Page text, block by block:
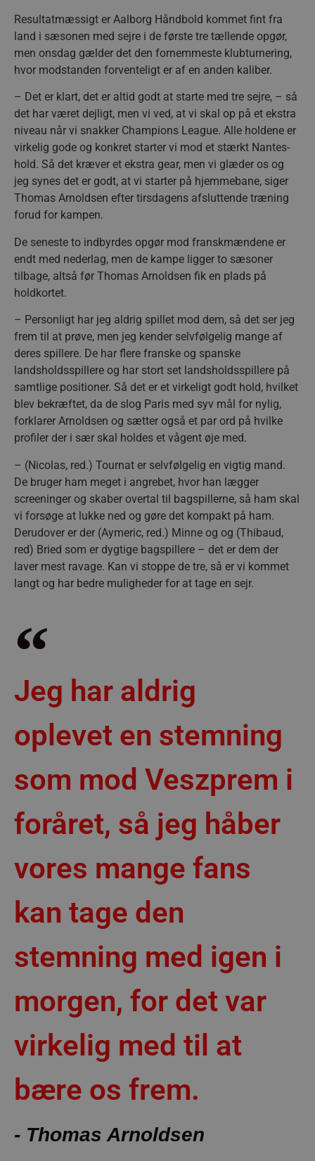
Resultatmæssigt er Aalborg Håndbold kommet fint fra
land i sæsonen med sejre i de første tre tællende opgør,
men onsdag gælder det den fornemmeste klubturnering,
hvor modstanden forventeligt er af en anden kaliber.
– Det er klart, det er altid godt at starte med tre sejre, – så
det har været dejligt, men vi ved, at vi skal op på et ekstra
niveau når vi snakker Champions League. Alle holdene er
virkelig gode og konkret starter vi mod et stærkt Nantes-
hold. Så det kræver et ekstra gear, men vi glæder os og
jeg synes det er godt, at vi starter på hjemmebane, siger
Thomas Arnoldsen efter tirsdagens afsluttende træning
forud for kampen.
De seneste to indbyrdes opgør mod franskmændene er
endt med nederlag, men de kampe ligger to sæsoner
tilbage, altså før Thomas Arnoldsen fik en plads på
holdkortet.
– Personligt har jeg aldrig spillet mod dem, så det ser jeg
frem til at prøve, men jeg kender selvfølgelig mange af
deres spillere. De har flere franske og spanske
landsholdsspillere og har stort set landsholdsspillere på
samtlige positioner. Så det er et virkeligt godt hold, hvilket
blev bekræftet, da de slog Paris med syv mål for nylig,
forklarer Arnoldsen og sætter også et par ord på hvilke
profiler der i sær skal holdes et vågent øje med.
– (Nicolas, red.) Tournat er selvfølgelig en vigtig mand.
De bruger ham meget i angrebet, hvor han lægger
screeninger og skaber overtal til bagspillerne, så ham skal
vi forsøge at lukke ned og gøre det kompakt på ham.
Derudover er der (Aymeric, red.) Minne og og (Thibaud,
red) Bried som er dygtige bagspillere – det er dem der
laver mest ravage. Kan vi stoppe de tre, så er vi kommet
langt og har bedre muligheder for at tage en sejr.
Jeg har aldrig
oplevet en stemning
som mod Veszprem i
foråret, så jeg håber
vores mange fans
kan tage den
stemning med igen i
morgen, for det var
virkelig med til at
bære os frem.
- Thomas Arnoldsen